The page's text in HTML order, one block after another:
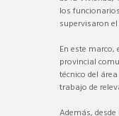
los
supervisaron
En este
provincial
técnico del
trabajo de
Además,